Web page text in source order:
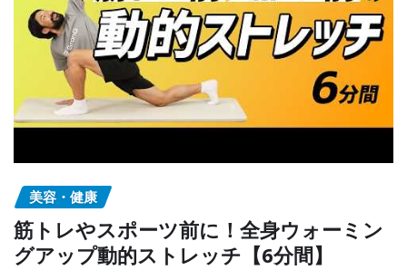
美容・健康
筋トレやスポーツ前に！全身ウォーミン
グアップ動的ストレッチ【6分間】